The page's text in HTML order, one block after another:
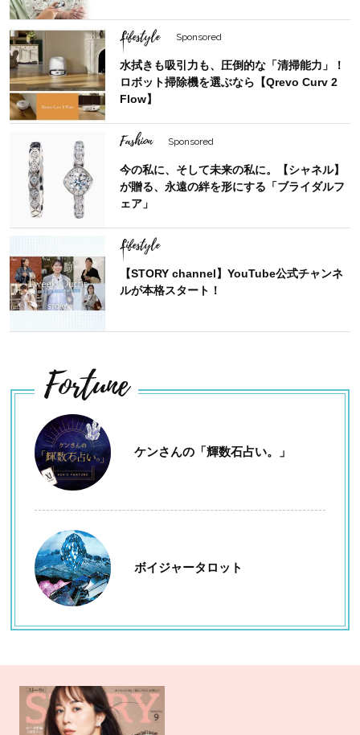
Lifestyle Sponsored
水拭きも吸引力も、圧倒的な「清掃能力」！
ロボット掃除機を選ぶなら【Qrevo Curv 2
Flow】
Fashion Sponsored
今の私に、そして未来の私に。【シャネル】
が贈る、永遠の絆を形にする「ブライダルフ
ェア」
Lifestyle
【STORY channel】YouTube公式チャンネ
ルが本格スタート！
Fortune
ケンさんの「輝数石占い。」
ボイジャータロット